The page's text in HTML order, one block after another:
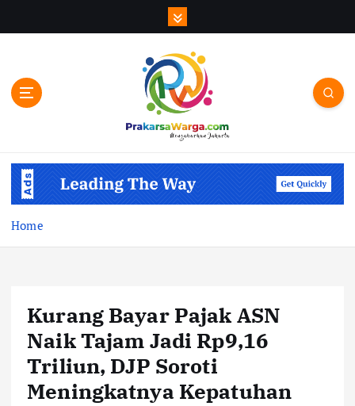
Home
Kurang Bayar Pajak ASN
Naik Tajam Jadi Rp9,16
Triliun, DJP Soroti
Meningkatnya Kepatuhan